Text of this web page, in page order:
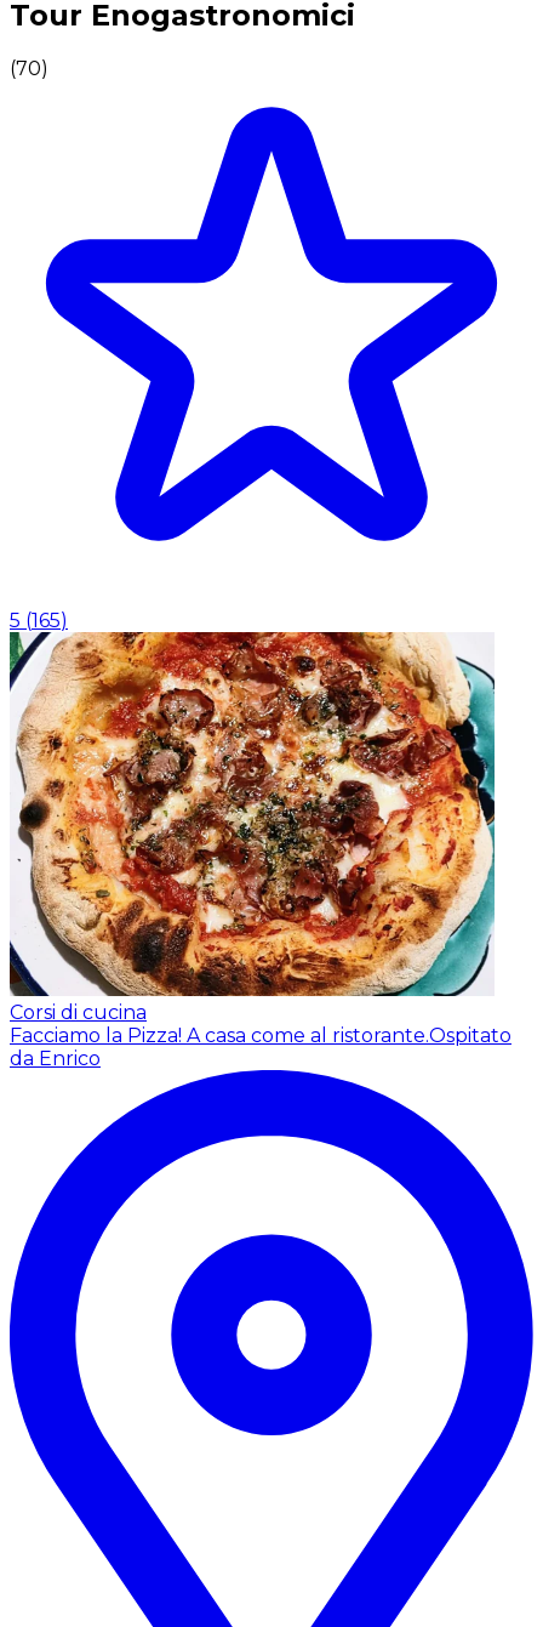
Tour Enogastronomici
(70)
5 (165)
Corsi di cucina
Facciamo la Pizza! A casa come al ristorante.Ospitato
da Enrico